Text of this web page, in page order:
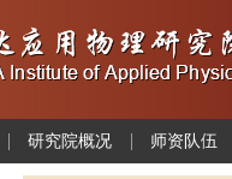
研究院概况 师资队伍